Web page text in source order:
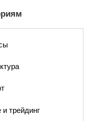
трейдинг